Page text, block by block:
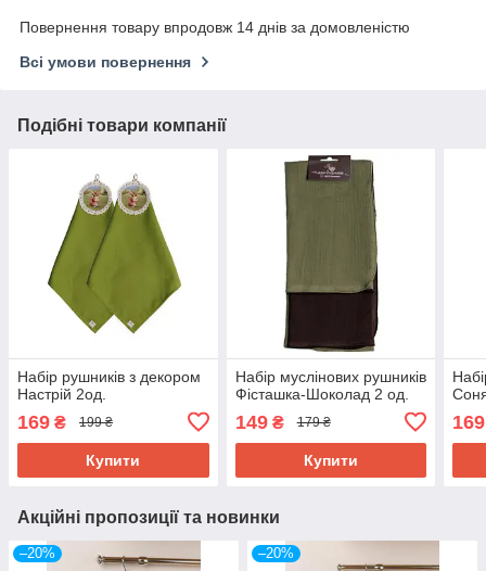
Повернення товару впродовж 14 днів за домовленістю
Всі умови повернення
Подібні товари компанії
Набір рушників з декором
Настрій 2од.
169 ₴ 199 ₴
Купити
Набір муслінових рушників
Фісташка-Шоколад 2 од.
149₴ 179 ₴
Купити
169
Акційні пропозиції та новинки
–20% –20%